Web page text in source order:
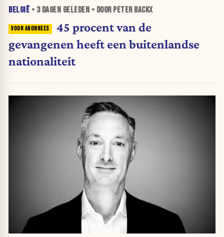
BELGIË • 3 DAGEN GELEDEN • DOOR PETER BACKX
45 procent van de
gevangenen heeft een buitenlandse
nationaliteit